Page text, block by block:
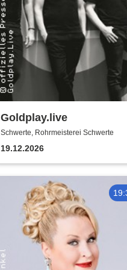
Goldplay.live
Schwerte, Rohrmeisterei Schwerte
19.12.2026